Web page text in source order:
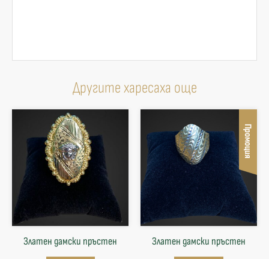
Другите харесаха още
Златен дамски пръстен
Промоция
Златен дамски пръстен